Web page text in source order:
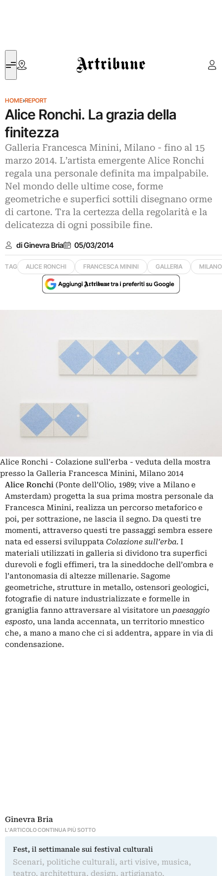
Artribune
HOME›REPORT
Alice Ronchi. La grazia della
finitezza
Galleria Francesca Minini, Milano - fino al 15
marzo 2014. L’artista emergente Alice Ronchi
regala una personale definita ma impalpabile.
Nel mondo delle ultime cose, forme
geometriche e superfici sottili disegnano orme
di cartone. Tra la certezza della regolarità e la
delicatezza di ogni possibile fine.
di Ginevra Bria 05/03/2014
TAG ALICE RONCHI FRANCESCA MININI GALLERIA MILANO
Alice Ronchi - Colazione sull’erba - veduta della mostra
presso la Galleria Francesca Minini, Milano 2014
Alice Ronchi (Ponte dell’Olio, 1989; vive a Milano e
Amsterdam) progetta la sua prima mostra personale da
Francesca Minini, realizza un percorso metaforico e
poi, per sottrazione, ne lascia il segno. Da questi tre
momenti, attraverso questi tre passaggi sembra essere
nata ed essersi sviluppata Colazione sull’erba. I
materiali utilizzati in galleria si dividono tra superfici
durevoli e fogli effimeri, tra la sineddoche dell’ombra e
l’antonomasia di altezze millenarie. Sagome
geometriche, strutture in metallo, ostensori geologici,
fotografie di nature industrializzate e formelle in
graniglia fanno attraversare al visitatore un paesaggio
esposto, una landa accennata, un territorio mnestico
che, a mano a mano che ci si addentra, appare in via di
condensazione.
Ginevra Bria
L'ARTICOLO CONTINUA PIÙ SOTTO
Fest, il settimanale sui festival culturali
Scenari, politiche culturali, arti visive, musica,
teatro, architettura, design, artigianato,